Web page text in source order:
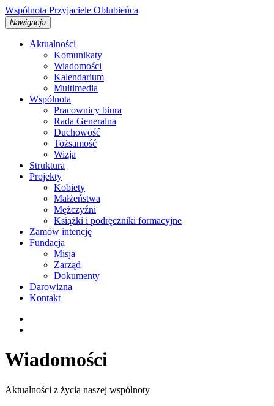
Wspólnota Przyjaciele Oblubieńca
Nawigacja
Aktualności
Komunikaty
Wiadomości
Kalendarium
Multimedia
Wspólnota
Pracownicy biura
Rada Generalna
Duchowość
Tożsamość
Wizja
Struktura
Projekty
Kobiety
Małżeństwa
Mężczyźni
Książki i podręczniki formacyjne
Zamów intencję
Fundacja
Misja
Zarząd
Dokumenty
Darowizna
Kontakt
Wiadomości
Aktualności z życia naszej wspólnoty